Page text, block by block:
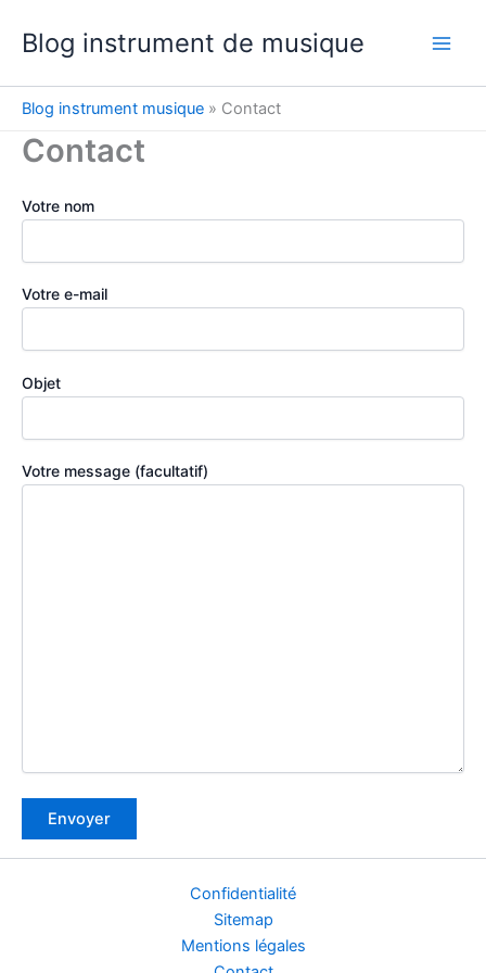
Blog instrument de musique
Blog instrument musique » Contact
Contact
Votre nom
Votre e-mail
Objet
Votre message (facultatif)
Confidentialité
Sitemap
Mentions légales